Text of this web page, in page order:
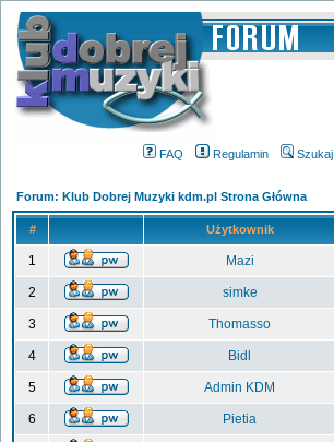
FAQ Regulamin Szukaj
Forum: Klub Dobrej Muzyki kdm.pl Strona Główna
# Użytkownik
1 Mazi
2 simke
3 Thomasso
4 Bidl
5 Admin KDM
6 Pietia